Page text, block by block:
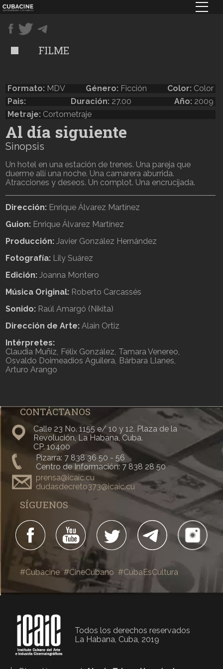
Pasar
al
contenido
principal
FILME
Formato: MDV Género: Ficción Color: Color
Pais:
Duración: 27.00 Año: 2009
Metraje: Cortometraje
Al día siguiente
Sinopsis
Un hotel en una estación de trenes. Una pareja que
duerme allí una noche. Una camarera aburrida.
Atracciones y deseos. Un complot. Una encrucijada.
Dirección: Enrique Álvarez Martínez
Guion: Enrique Álvarez Martínez
Producción: Javier González Hernández
Fotografía: Lily Suárez
Edición: Joanna Montero
Música Original: Roberto Carcassés
Sonido: Raúl Amargó (Nikita)
Dirección de Arte: Alain Ortiz
Intérpretes:
Claudia Muñiz
Félix González Tamara Venereo
Osvaldo Doimeadios Aguilera Bárbara Llanes
Arturo Arango
CONTÁCTANOS
Calle 23 No. 1155 e/ 10 y 12. Plaza de la
Revolución, La Habana, Cuba.
CP. 10400
Pizarra: 7 838 36 50 - 56
Centro de Información: 7 838 28 50
prensa@icaic.cu
dudasdecreto373@icaic.cu
SÍGUENOS
#Cubacine #CineCubano #CubaEsCultura
Todos los derechos reservados
La Habana, Cuba, 2019